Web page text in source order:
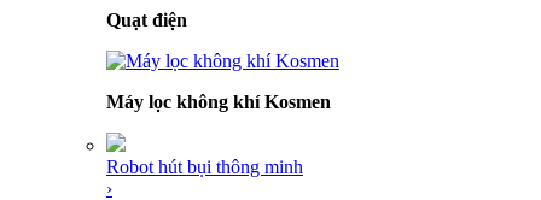
Quạt điện
Máy lọc không khí Kosmen
Robot hút bụi thông minh
›